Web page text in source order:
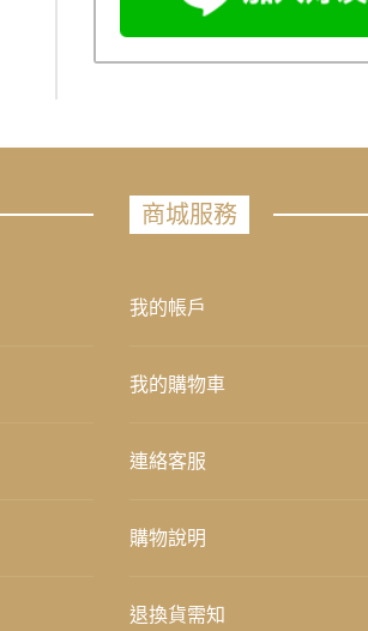
商城服務
我的帳戶
我的購物車
連絡客服
購物說明
退換貨需知